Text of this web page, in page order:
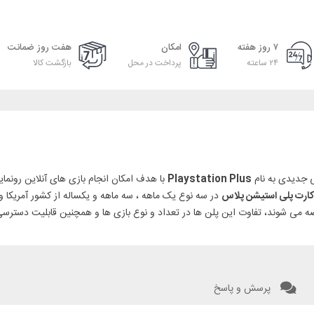
۷ روز هفته
۲۴ ساعته
امکان
پرداخت در محل
هفت روز ضمانت
بازگشت کالا
Playstation Plus با هدف امکان انجام بازی های آنلاین
پلی استیشن پلاس در سه نوع یک ماهه ، سه ماهه و یکساله از کشور
شوند، تفاوت این پلن ها در تعداد و نوع بازی ها و همچنین قابلیت دسترسی
پرسش و پاسخ